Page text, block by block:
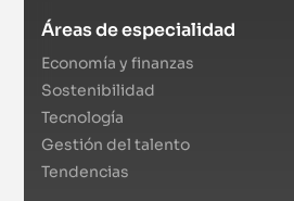
Áreas de especialidad
Economía y finanzas
Sostenibilidad
Tecnología
Gestión del talento
Tendencias